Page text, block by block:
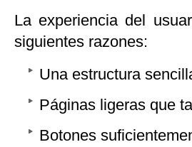
La experiencia del
siguientes razones:
Una estructura
Páginas ligeras que
Botones